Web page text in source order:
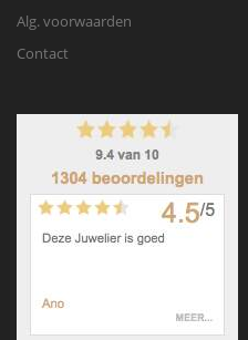
Alg. voorwaarden
Contact